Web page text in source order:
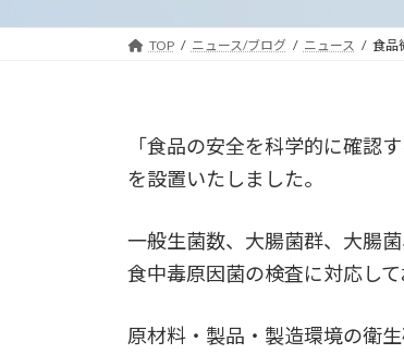
TOP ニュース/ブログ ニュース 食品
「食品の安全を科学的に確認
を設置いたしました。
一般生菌数、大腸菌群、大腸
食中毒原因菌の検査に対応して
原材料・製品・製造環境の衛